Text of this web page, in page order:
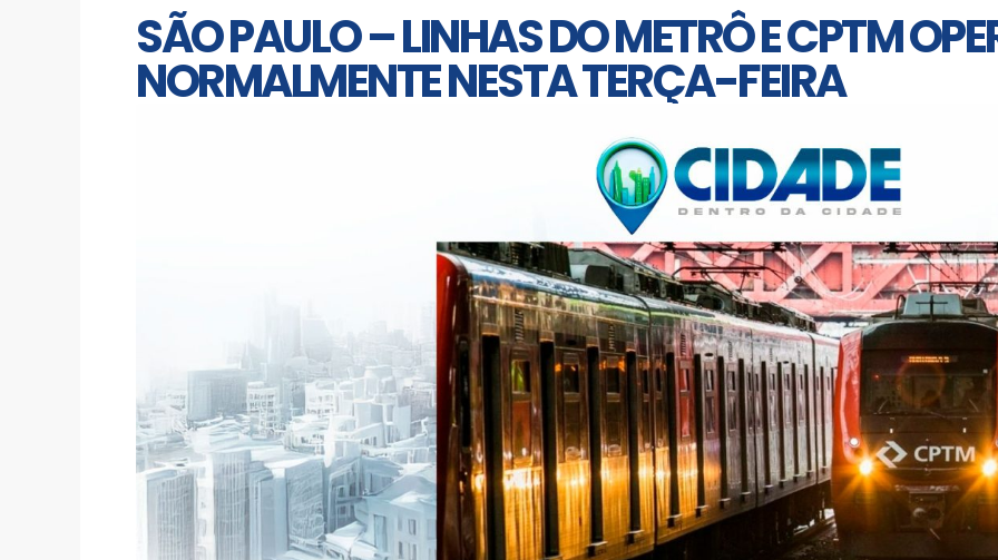
SÃO PAULO – LINHAS DO METRÔ E CPTM
NORMALMENTE NESTA TERÇA-FEIRA